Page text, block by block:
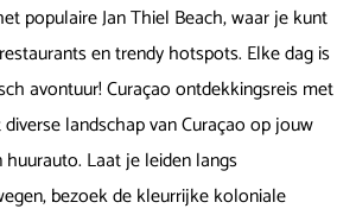
populaire Jan Thiel Beach, waar je kunt
en trendy hotspots. Elke dag is
avontuur! Curaçao ontdekkingsreis met
landschap van Curaçao op jouw
Laat je leiden langs
bezoek de kleurrijke koloniale